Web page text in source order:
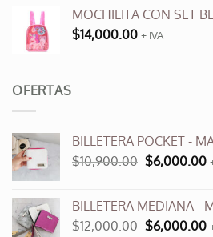
MOCHILITA CON SET
$14,000.00 + IVA
OFERTAS
BILLETERA POCKET -
$10,900.00 El
era:
$10,900.00.
$6,000.00
BILLETERA MEDIANA -
$12,000.00 El
$6,000.00